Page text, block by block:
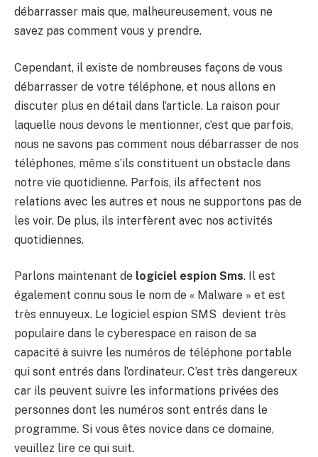
débarrasser mais que, malheureusement, vous ne
savez pas comment vous y prendre.
Cependant, il existe de nombreuses façons de vous
débarrasser de votre téléphone, et nous allons en
discuter plus en détail dans l’article. La raison pour
laquelle nous devons le mentionner, c’est que parfois,
nous ne savons pas comment nous débarrasser de nos
téléphones, même s’ils constituent un obstacle dans
notre vie quotidienne. Parfois, ils affectent nos
relations avec les autres et nous ne supportons pas de
les voir. De plus, ils interfèrent avec nos activités
quotidiennes.
Parlons maintenant de logiciel espion Sms. Il est
également connu sous le nom de « Malware » et est
très ennuyeux. Le logiciel espion SMS devient très
populaire dans le cyberespace en raison de sa
capacité à suivre les numéros de téléphone portable
qui sont entrés dans l’ordinateur. C’est très dangereux
car ils peuvent suivre les informations privées des
personnes dont les numéros sont entrés dans le
programme. Si vous êtes novice dans ce domaine,
veuillez lire ce qui suit.